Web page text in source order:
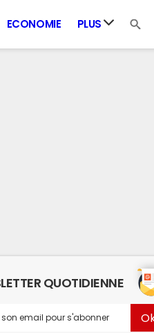
ECONOMIE PLUS
QUOTIDIENNE